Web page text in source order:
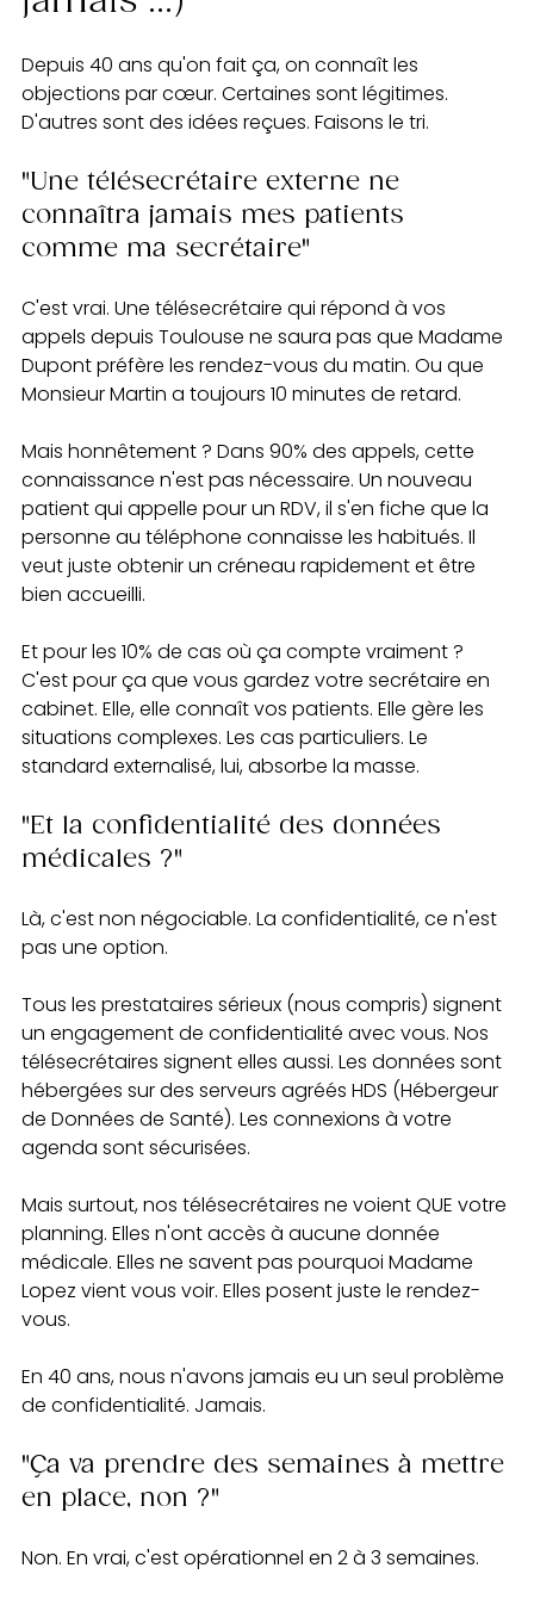
Depuis 40 ans qu'on fait ça, on connaît les
objections par cœur. Certaines sont légitimes.
D'autres sont des idées reçues. Faisons le tri.
"Une télésecrétaire externe ne
connaîtra jamais mes patients
comme ma secrétaire"
C'est vrai. Une télésecrétaire qui répond à vos
appels depuis Toulouse ne saura pas que Madame
Dupont préfère les rendez-vous du matin. Ou que
Monsieur Martin a toujours 10 minutes de retard.
Mais honnêtement ? Dans 90% des appels, cette
connaissance n'est pas nécessaire. Un nouveau
patient qui appelle pour un RDV, il s'en fiche que la
personne au téléphone connaisse les habitués. Il
veut juste obtenir un créneau rapidement et être
bien accueilli.
Et pour les 10% de cas où ça compte vraiment ?
C'est pour ça que vous gardez votre secrétaire en
cabinet. Elle, elle connaît vos patients. Elle gère les
situations complexes. Les cas particuliers. Le
standard externalisé, lui, absorbe la masse.
"Et la confidentialité des données
médicales ?"
Là, c'est non négociable. La confidentialité, ce n'est
pas une option.
Tous les prestataires sérieux (nous compris) signent
un engagement de confidentialité avec vous. Nos
télésecrétaires signent elles aussi. Les données sont
hébergées sur des serveurs agréés HDS (Hébergeur
de Données de Santé). Les connexions à votre
agenda sont sécurisées.
Mais surtout, nos télésecrétaires ne voient QUE votre
planning. Elles n'ont accès à aucune donnée
médicale. Elles ne savent pas pourquoi Madame
Lopez vient vous voir. Elles posent juste le rendez-
vous.
En 40 ans, nous n'avons jamais eu un seul problème
de confidentialité. Jamais.
"Ça va prendre des semaines à mettre
en place, non ?"
Non. En vrai, c'est opérationnel en 2 à 3 semaines.